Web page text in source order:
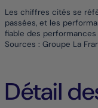
Les chiffres cités se
passées, et les
fiable des
Sources : Groupe La
Détail